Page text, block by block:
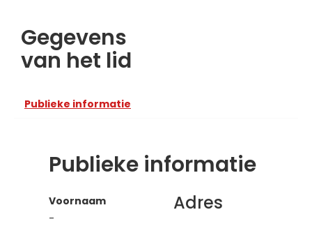
Gegevens
van het lid
Publieke informatie
Publieke informatie
Voornaam
-
Adres